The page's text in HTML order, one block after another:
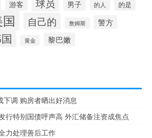
游客 球员 男子 的人 的是
自己的 詹姆斯 警方
黄金 黎巴嫩
下调 购房者晒出好消息
行特别国债呼声高 外汇储备注资成焦点
力处理善后工作